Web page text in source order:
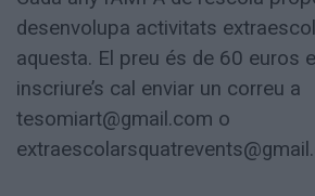
desenvolupa activitats
aquesta. El preu és de 60 euros
inscriure’s cal enviar un correu a
tesomiart@gmail.com o